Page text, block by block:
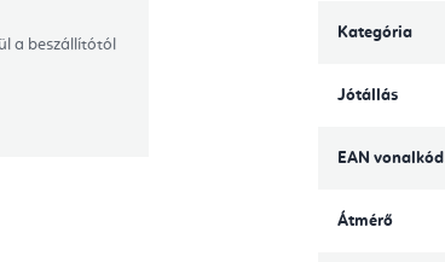
a beszállítótól
Kategória
Jótállás
EAN vonalkód
Átmérő